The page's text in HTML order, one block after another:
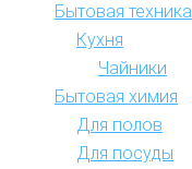
Бытовая техника
Кухня
Чайники
Бытовая химия
Для полов
Для посуды